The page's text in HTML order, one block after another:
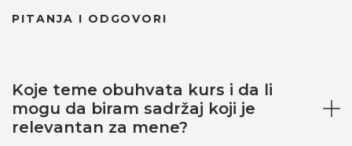
PITANJA I ODGOVORI
Koje teme obuhvata kurs i da li
mogu da biram sadržaj koji je
relevantan za mene?